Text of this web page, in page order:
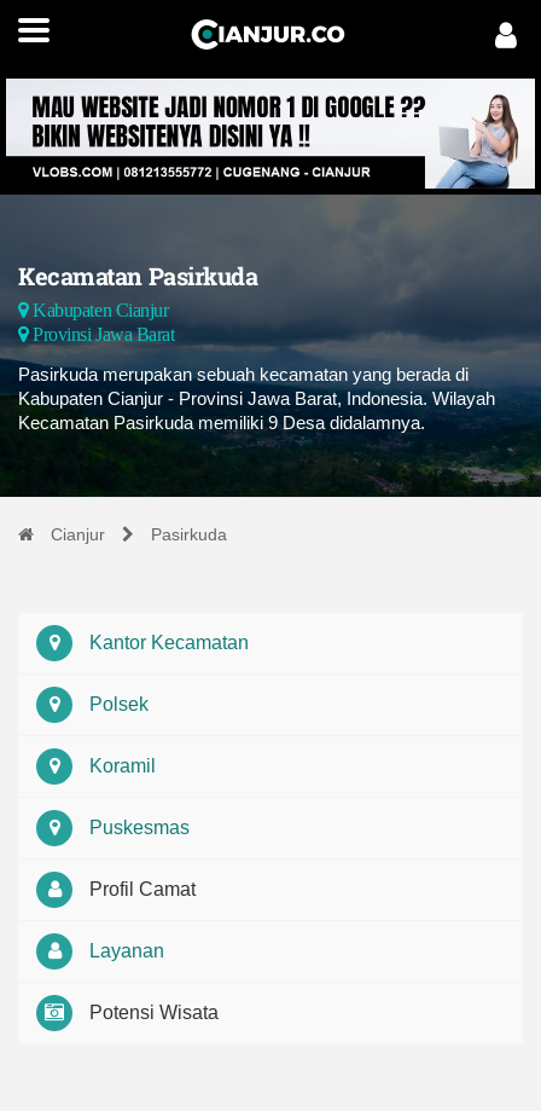
Kecamatan Pasirkuda
Kabupaten Cianjur
Provinsi Jawa Barat
Pasirkuda merupakan sebuah kecamatan yang berada di
Kabupaten Cianjur - Provinsi Jawa Barat, Indonesia. Wilayah
Kecamatan Pasirkuda memiliki 9 Desa didalamnya.
Cianjur Pasirkuda
Kantor Kecamatan
Polsek
Koramil
Puskesmas
Profil Camat
Layanan
Potensi Wisata